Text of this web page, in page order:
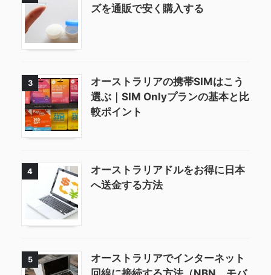
ズを通販で安く購入する
3
オーストラリアの携帯SIMはこう
選ぶ｜SIM Onlyプランの基本と比
較ポイント
4
オーストラリアドルをお得に日本
へ送金する方法
5
オーストラリアでインターネット